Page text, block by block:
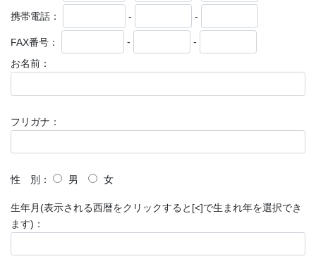
携帯電話： - -
FAX番号： -
-
お名前：
フリガナ：
性 別： 男 女
生年月(表示される西暦をクリックすると[<]で生まれ年を選択でき
ます)：